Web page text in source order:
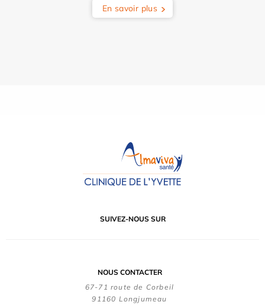
En savoir plus
SUIVEZ-NOUS SUR
NOUS CONTACTER
67-71 route de Corbeil
91160 Longjumeau